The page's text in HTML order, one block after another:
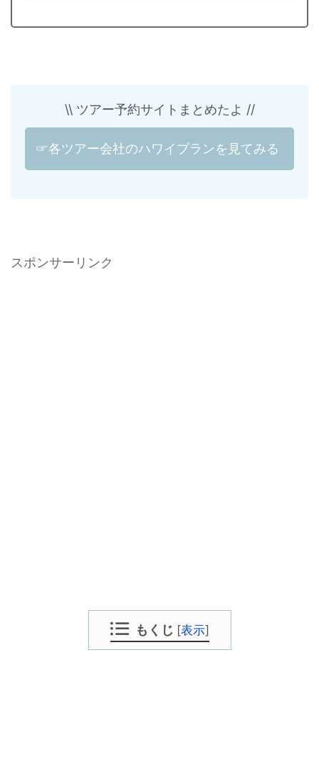
\\ ツアー予約サイトまとめたよ //
☞各ツアー会社のハワイプランを見てみる
スポンサーリンク
もくじ [表示]